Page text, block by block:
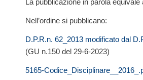
La pubblicazione in parola equivale
Nell’ordine si pubblicano:
D.P.R.n. 62_2013 modificato dal
(GU n.150 del 29-6-2023)
5165-